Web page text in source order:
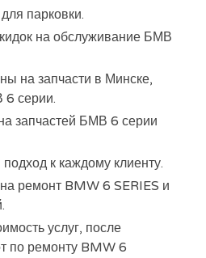
парковки.
на обслуживание БМВ
на запчасти в Минске,
серии.
запчастей БМВ 6 серии
к каждому клиенту.
ремонт BMW 6 SERIES и
услуг, после
по ремонту BMW 6